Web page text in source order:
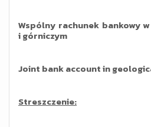
Wspólny rachunek bankowy
i górniczym
Joint bank account in
Streszczenie: